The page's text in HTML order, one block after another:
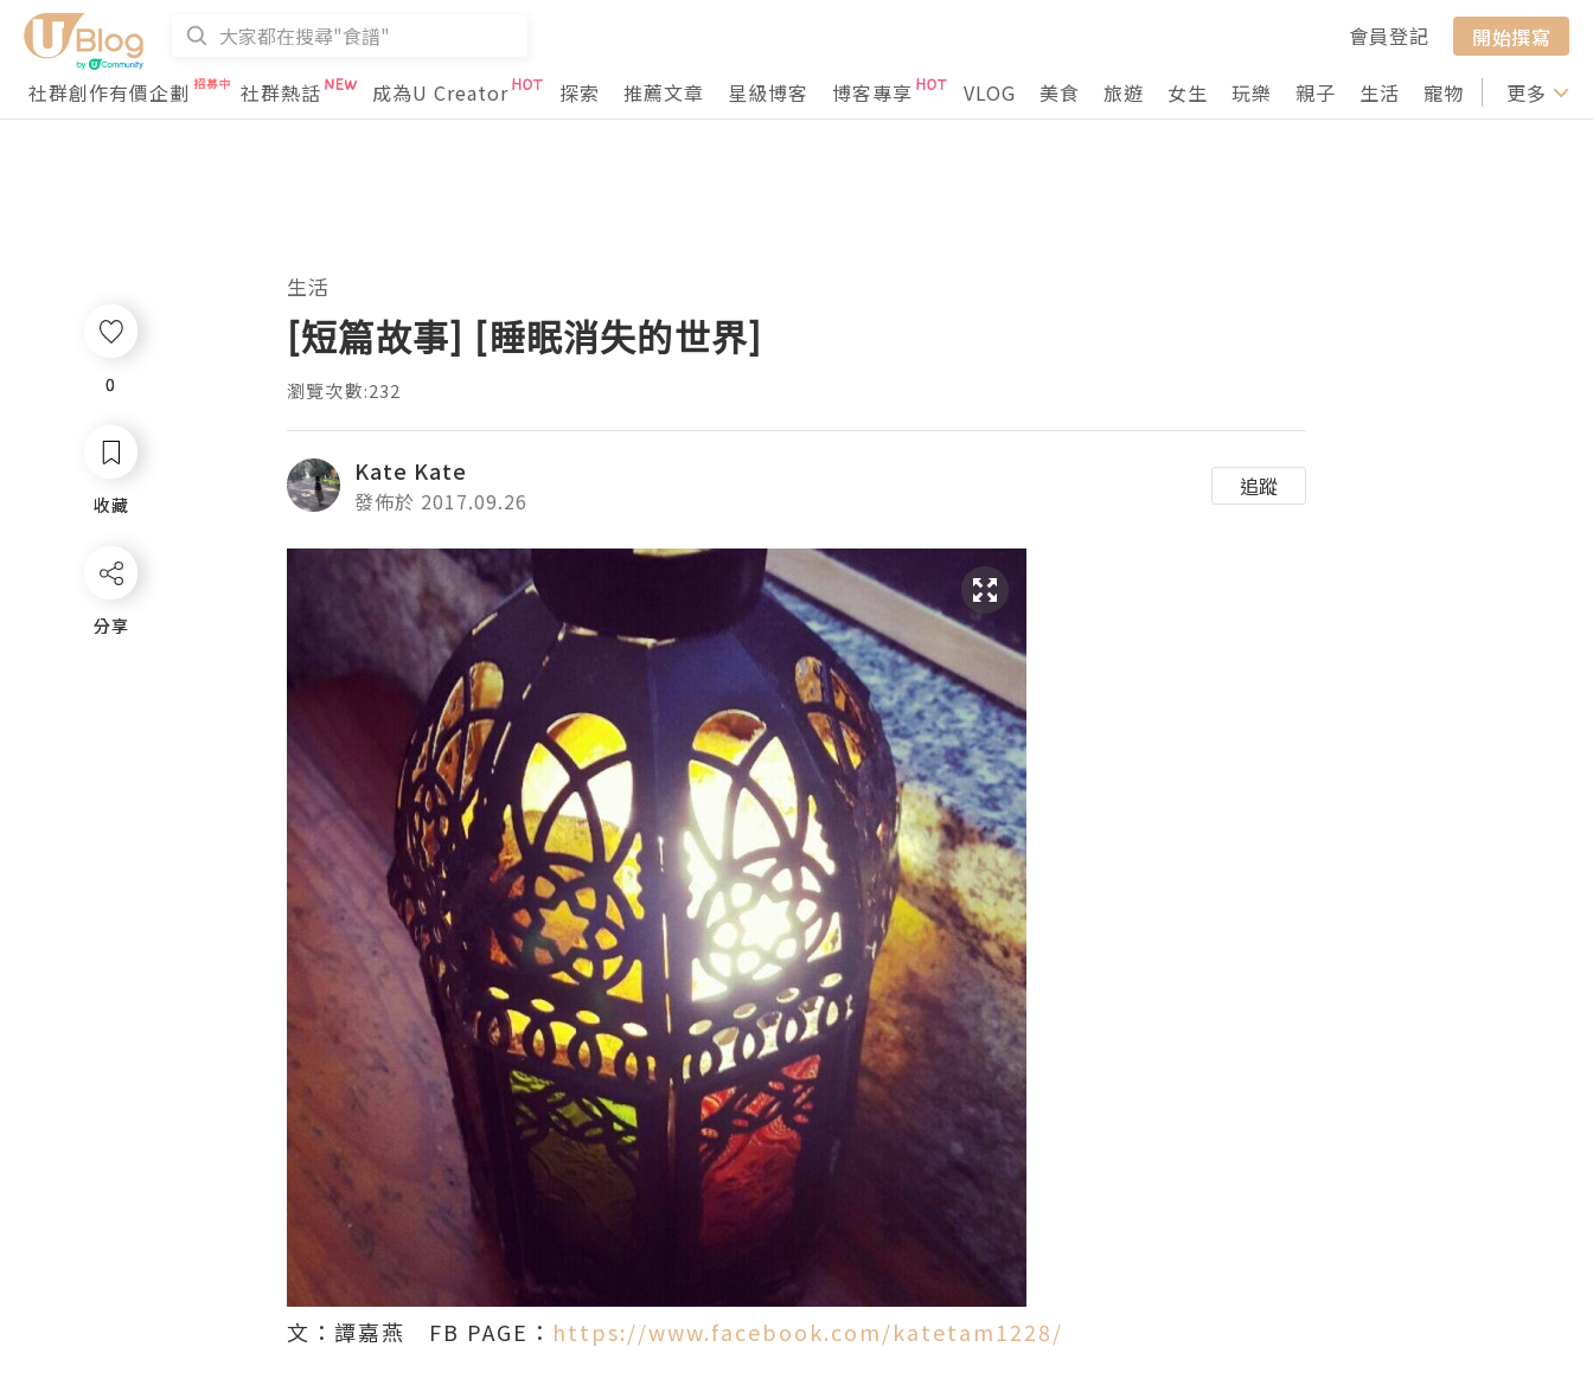
會員登記
開始撰寫
社群創作有價企劃
社群熱話 成為U Creator 探索 推薦文章 星級博客 博客專享 VLOG 美食 旅遊 女生 玩樂 親子 生活 寵物 行山 打卡
更多
0
收藏
分享
生活
[短篇故事] [睡眠消失的世界]
瀏覽次數:232
Kate Kate
發佈於 2017.09.26
追蹤
文：譚嘉燕 FB PAGE： https://www.facebook.com/katetam1228/
0
收藏
分享